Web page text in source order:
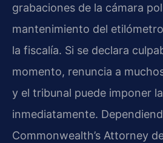
grabaciones de la cámara
mantenimiento del
la fiscalía. Si se declara
momento, renuncia a
y el tribunal puede imponer
inmediatamente.
Commonwealth’s Attorney